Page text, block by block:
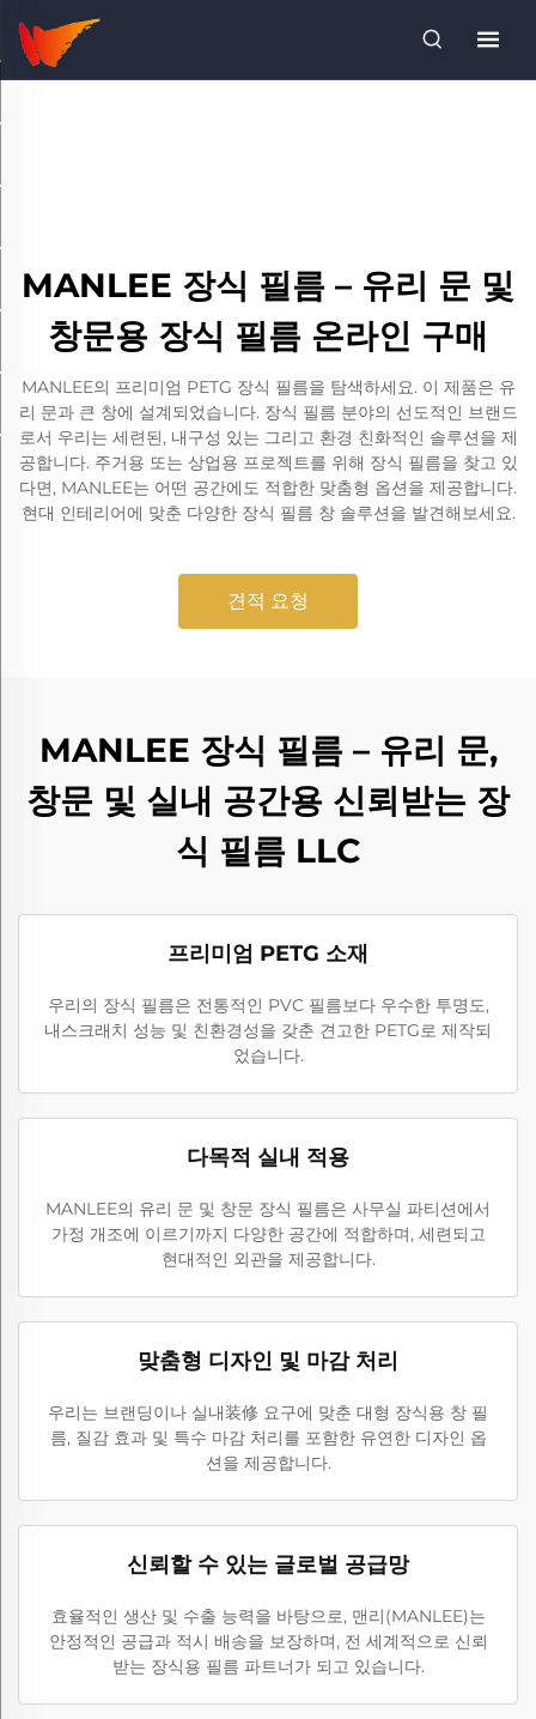
MANLEE 장식 필름 – 유리 문 및
창문용 장식 필름 온라인 구매
MANLEE의 프리미엄 PETG 장식 필름을 탐색하세요. 이 제품은 유
리 문과 큰 창에 설계되었습니다. 장식 필름 분야의 선도적인 브랜드
로서 우리는 세련된, 내구성 있는 그리고 환경 친화적인 솔루션을 제
공합니다. 주거용 또는 상업용 프로젝트를 위해 장식 필름을 찾고 있
다면, MANLEE는 어떤 공간에도 적합한 맞춤형 옵션을 제공합니다.
현대 인테리어에 맞춘 다양한 장식 필름 창 솔루션을 발견해보세요.
견적 요청
MANLEE 장식 필름 – 유리 문,
창문 및 실내 공간용 신뢰받는 장
식 필름 LLC
프리미엄 PETG 소재
우리의 장식 필름은 전통적인 PVC 필름보다 우수한 투명도,
내스크래치 성능 및 친환경성을 갖춘 견고한 PETG로 제작되
었습니다.
다목적 실내 적용
MANLEE의 유리 문 및 창문 장식 필름은 사무실 파티션에서
가정 개조에 이르기까지 다양한 공간에 적합하며, 세련되고
현대적인 외관을 제공합니다.
맞춤형 디자인 및 마감 처리
우리는 브랜딩이나 실내装修 요구에 맞춘 대형 장식용 창 필
름, 질감 효과 및 특수 마감 처리를 포함한 유연한 디자인 옵
션을 제공합니다.
신뢰할 수 있는 글로벌 공급망
효율적인 생산 및 수출 능력을 바탕으로, 맨리(MANLEE)는
안정적인 공급과 적시 배송을 보장하며, 전 세계적으로 신뢰
받는 장식용 필름 파트너가 되고 있습니다.